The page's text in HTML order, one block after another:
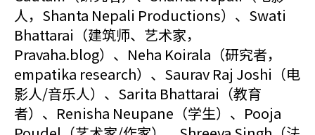
人，Shanta Nepali Productions）、Swati
Bhattarai（建筑师、艺术家，
Pravaha.blog）、Neha Koirala（研究者，
empatika research）、Saurav Raj Joshi（电
影人/音乐人）、Sarita Bhattarai（教育
者）、Renisha Neupane（学生）、Pooja